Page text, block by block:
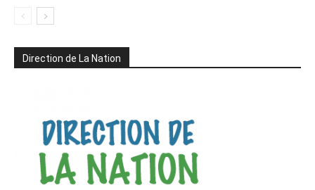
Direction de La Nation